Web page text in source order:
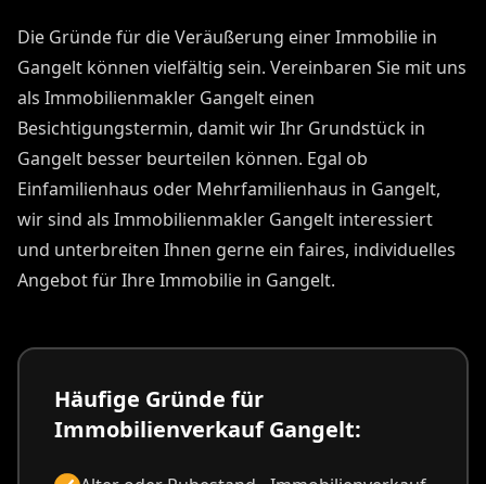
Die Gründe für die Veräußerung einer Immobilie in
Gangelt können vielfältig sein. Vereinbaren Sie mit uns
als Immobilienmakler Gangelt einen
Besichtigungstermin, damit wir Ihr Grundstück in
Gangelt besser beurteilen können. Egal ob
Einfamilienhaus oder Mehrfamilienhaus in Gangelt,
wir sind als Immobilienmakler Gangelt interessiert
und unterbreiten Ihnen gerne ein faires, individuelles
Angebot für Ihre Immobilie in Gangelt.
Häufige Gründe für
Immobilienverkauf Gangelt: